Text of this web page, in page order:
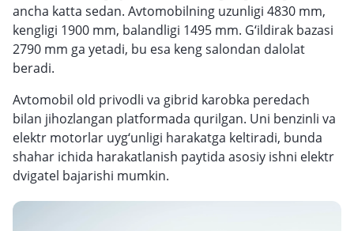
ancha katta sedan. Avtomobilning uzunligi 4830 mm,
kengligi 1900 mm, balandligi 1495 mm. G‘ildirak bazasi
2790 mm ga yetadi, bu esa keng salondan dalolat
beradi.
Avtomobil old privodli va gibrid karobka peredach
bilan jihozlangan platformada qurilgan. Uni benzinli va
elektr motorlar uyg‘unligi harakatga keltiradi, bunda
shahar ichida harakatlanish paytida asosiy ishni elektr
dvigatel bajarishi mumkin.